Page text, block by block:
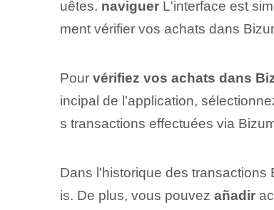
uêtes. naviguerL'interface est
ment vérifier vos achats dans
Pour vérifiez vos achats dans
incipal de l'application,
s transactions⁤ effectuées via
Dans l'historique des transactions
is. De plus, vous pouvez añadir